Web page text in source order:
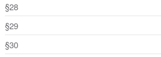
§28
§29
§30